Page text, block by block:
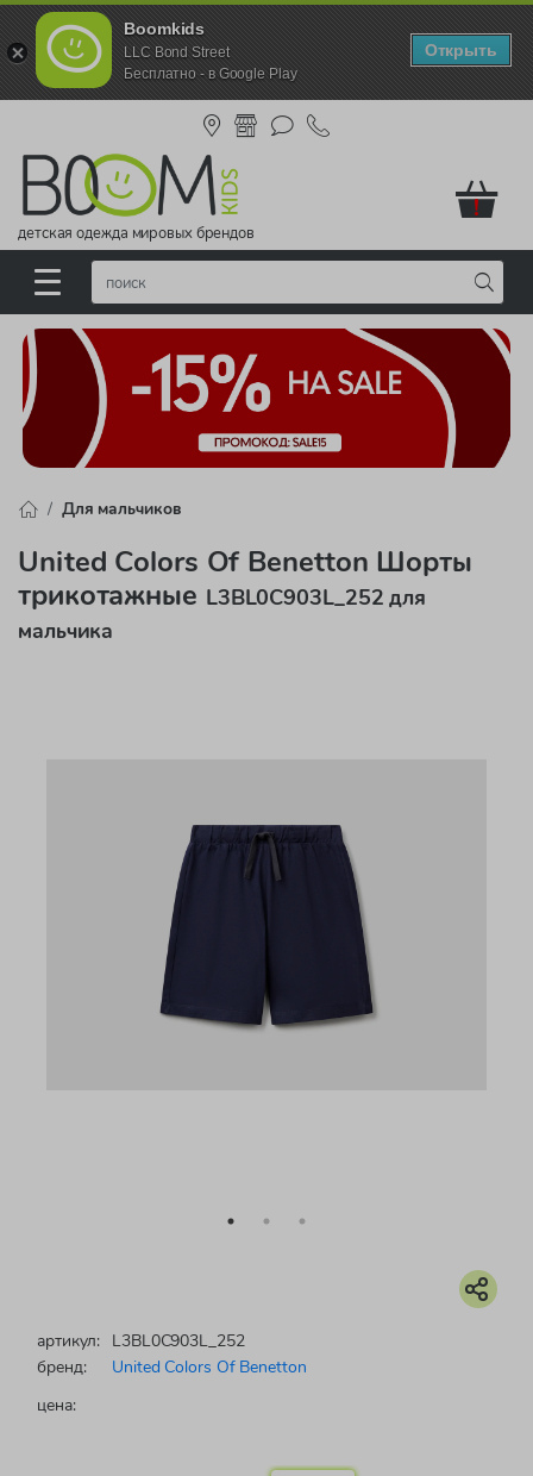
Boomkids
LLC Bond Street
Бесплатно - в Google Play
Открыть
детская одежда мировых брендов
!
Для мальчиков
United Colors Of Benetton Шорты
трикотажные L3BL0C903L_252 для
мальчика
артикул: L3BL0C903L_252
бренд:
United Colors Of Benetton
цена: